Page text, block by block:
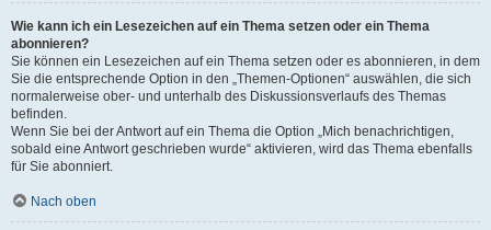
Wie kann ich ein Lesezeichen auf ein Thema setzen oder ein Thema
abonnieren?
Sie können ein Lesezeichen auf ein Thema setzen oder es abonnieren, in dem
Sie die entsprechende Option in den „Themen-Optionen“ auswählen, die sich
normalerweise ober- und unterhalb des Diskussionsverlaufs des Themas
befinden.
Wenn Sie bei der Antwort auf ein Thema die Option „Mich benachrichtigen,
sobald eine Antwort geschrieben wurde“ aktivieren, wird das Thema ebenfalls
für Sie abonniert.
Nach oben